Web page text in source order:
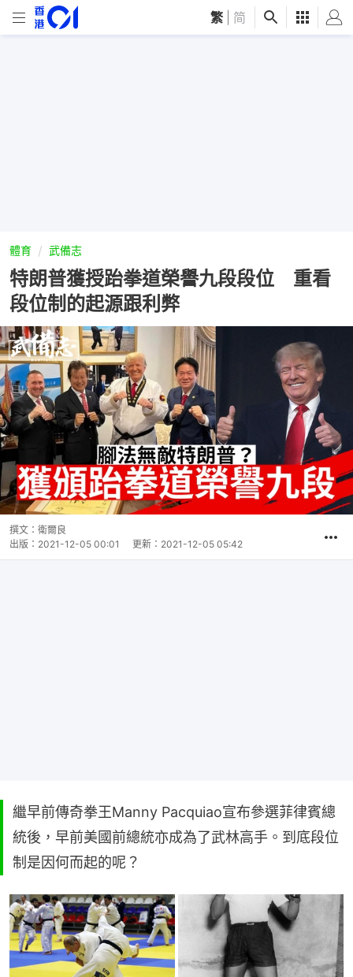
繁 简
體育 武備志
特朗普獲授跆拳道榮譽九段段位 重看
段位制的起源跟利弊
撰文： 衛爾良
出版： 2021-12-05 00:01 更新： 2021-12-05 05:42
繼早前傳奇拳王Manny Pacquiao宣布參選菲律賓總
統後，早前美國前總統亦成為了武林高手。到底段位
制是因何而起的呢？